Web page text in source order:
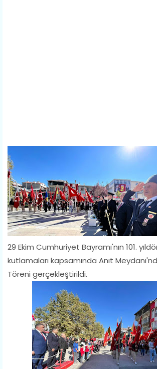
29 Ekim Cumhuriyet Bayramı'nın 101.
kutlamaları kapsamında Anıt
Töreni gerçekleştirildi.